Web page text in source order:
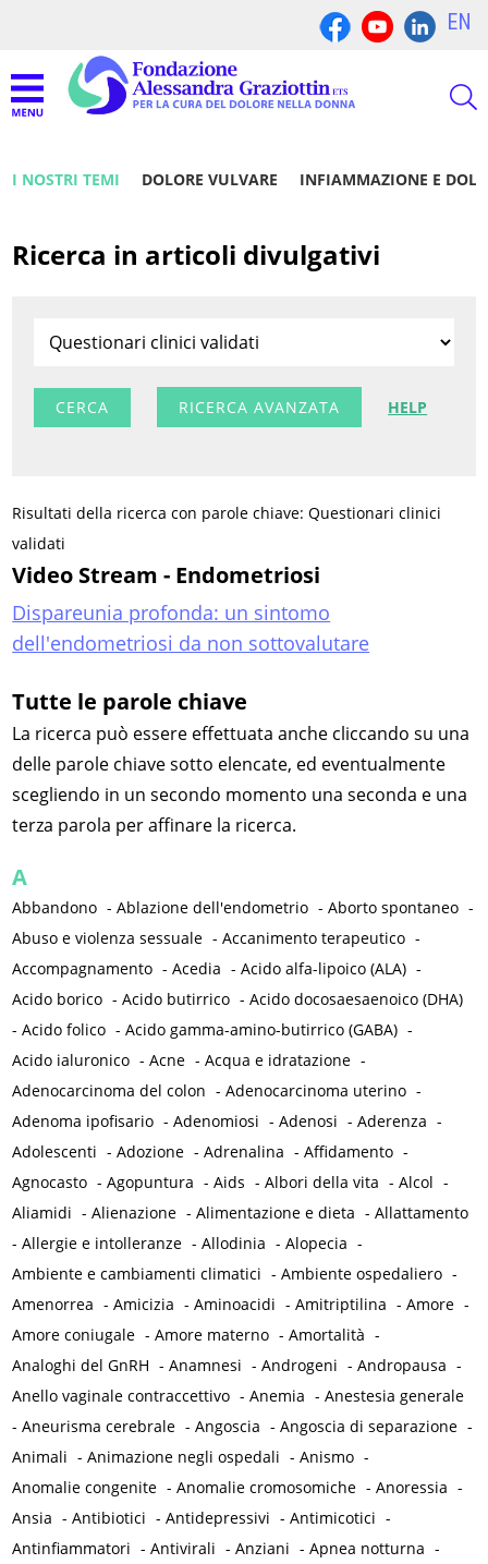
EN
I NOSTRI TEMI DOLORE VULVARE INFIAMMAZIONE E
Ricerca in articoli divulgativi
RICERCA AVANZATA HELP
Risultati della ricerca con parole chiave: Questionari clinici
validati
Video Stream - Endometriosi
Dispareunia profonda: un sintomo
dell'endometriosi da non sottovalutare
Tutte le parole chiave
La ricerca può essere effettuata anche cliccando su una
delle parole chiave sotto elencate, ed eventualmente
scegliendo in un secondo momento una seconda e una
terza parola per affinare la ricerca.
A
Abbandono -Ablazione dell'endometrio -Aborto spontaneo -
Abuso e violenza sessuale -Accanimento terapeutico -
Accompagnamento -Acedia -Acido alfa-lipoico (ALA) -
Acido borico -Acido butirrico -Acido docosaesaenoico (DHA)
-Acido folico -Acido gamma-amino-butirrico (GABA) -
Acido ialuronico -Acne -Acqua e idratazione -
Adenocarcinoma del colon -Adenocarcinoma uterino -
Adenoma ipofisario -Adenomiosi -Adenosi -Aderenza -
Adolescenti -Adozione -Adrenalina -Affidamento -
Agnocasto -Agopuntura -Aids -Albori della vita -Alcol -
Aliamidi -Alienazione -Alimentazione e dieta -Allattamento
-Allergie e intolleranze -Allodinia -Alopecia -
Ambiente e cambiamenti climatici -Ambiente ospedaliero -
Amenorrea -Amicizia -Aminoacidi -Amitriptilina -Amore -
Amore coniugale -Amore materno -Amortalità -
Analoghi del GnRH -Anamnesi -Androgeni -Andropausa -
Anello vaginale contraccettivo -Anemia -Anestesia generale
-Aneurisma cerebrale -Angoscia -Angoscia di separazione -
Animali -Animazione negli ospedali -Anismo -
Anomalie congenite -Anomalie cromosomiche -Anoressia -
Ansia -Antibiotici -Antidepressivi -Antimicotici -
Antinfiammatori -Antivirali -Anziani -Apnea notturna -